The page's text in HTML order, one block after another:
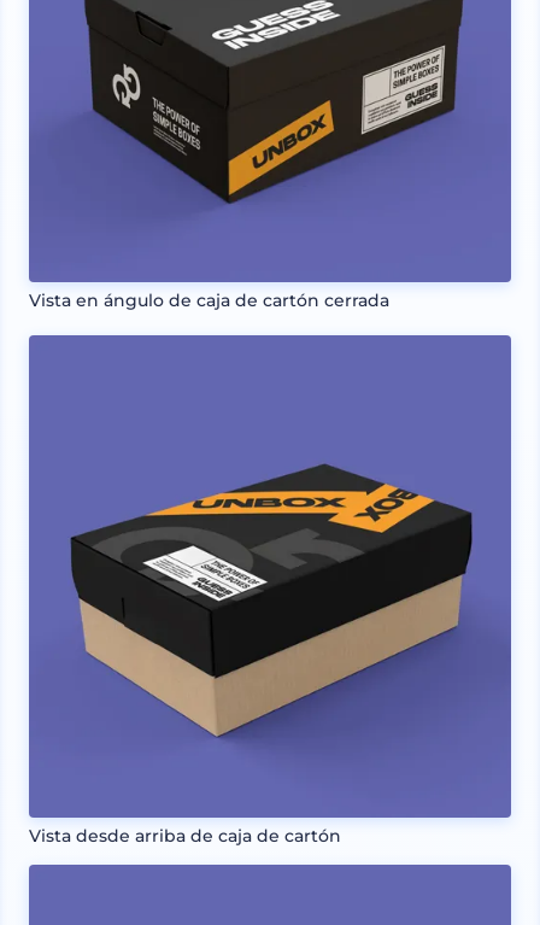
Vista en ángulo de caja de cartón cerrada
Vista desde arriba de caja de cartón